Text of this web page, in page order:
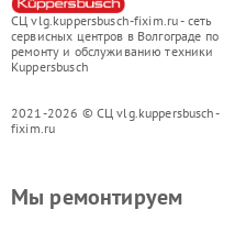
СЦ vlg.kuppersbusch-fixim.ru - сеть
сервисных центров в Волгограде по
ремонту и обслуживанию техники
Kuppersbusch
2021-2026 © СЦ vlg.kuppersbusch-
fixim.ru
Мы ремонтируем